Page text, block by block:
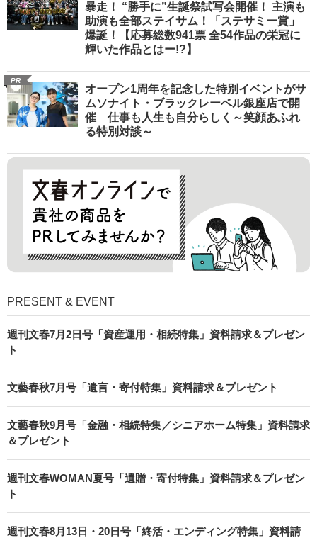
暴走！ “勝手に”生誕祭試写会開催！ 主演も
助演も全部ステイサム！「ステサミー賞」
爆誕！【応募総数941票 全54作品の栄冠に
輝いた作品とはー!?】
PR
オープン1周年を記念した特別イベントがサ
ムソナイト・ブラックレーベル銀座店で開
催 仕事も人生も自分らしく～笑顔あふれ
る特別対談～
PRESENT & EVENT
週刊文春7月2日号「資産運用・相続特集」資料請求＆プレゼン
ト
文藝春秋7月号「遺言・寄付特集」資料請求＆プレゼント
文藝春秋9月号「金融・相続特集／シニアホーム特集」資料請求
＆プレゼント
週刊文春WOMAN夏号「遺贈・寄付特集」資料請求＆プレゼン
ト
週刊文春8月13日・20日号「終活・エンディング特集」資料請